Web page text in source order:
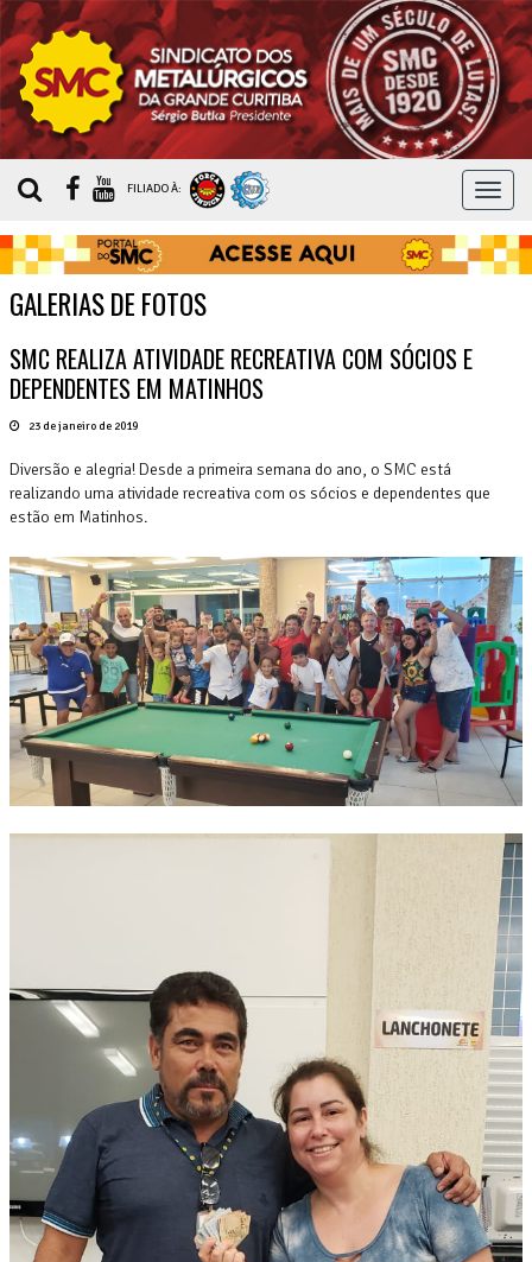
MENU
FILIADO À:
GALERIAS DE FOTOS
SMC REALIZA ATIVIDADE RECREATIVA COM SÓCIOS E
DEPENDENTES EM MATINHOS
23 de janeiro de 2019
Diversão e alegria! Desde a primeira semana do ano, o SMC está
realizando uma atividade recreativa com os sócios e dependentes que
estão em Matinhos.